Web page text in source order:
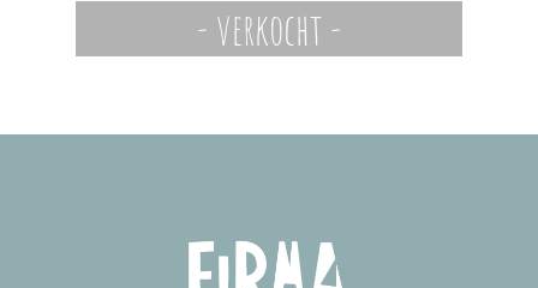
- verkocht -